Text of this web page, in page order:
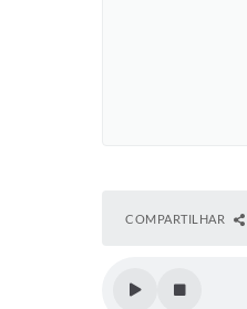
COMPARTILHAR